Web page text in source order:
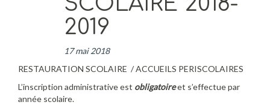
2019
17 mai 2018
RESTAURATION SCOLAIRE / ACCUEILS PERISCOLAIRES
L’inscription administrative est obligatoireet s’effectue par
année scolaire.